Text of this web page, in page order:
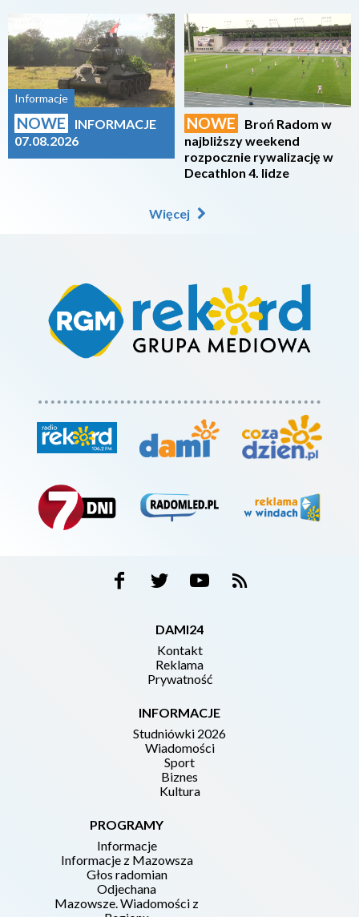
Informacje
NOWE
INFORMACJE
07.08.2026
2026-08-07
NOWE
Broń Radom w
najbliższy weekend
rozpocznie rywalizację w
Decathlon 4. lidze
Więcej
DAMI24
Kontakt
Reklama
Prywatność
INFORMACJE
Studniówki 2026
Wiadomości
Sport
Biznes
Kultura
PROGRAMY
Informacje
Informacje z Mazowsza
Głos radomian
Odjechana
Mazowsze. Wiadomości z